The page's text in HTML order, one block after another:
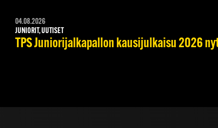
04.08.2026
JUNIORIT, UUTISET
TPS Juniorijalkapallon kausijulkaisu 2026